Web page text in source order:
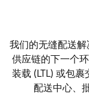
我们的无缝配送
供应链的下一个
装载 (LTL) 或包
配送中心、